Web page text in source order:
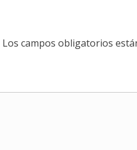
Los campos obligatorios